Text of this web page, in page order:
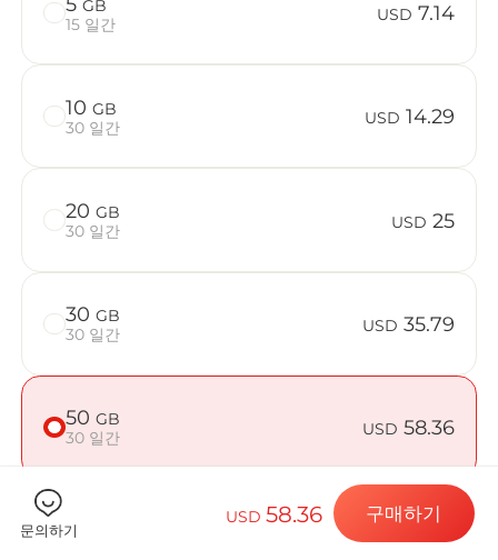
Egypt에서
Billion
목적지 및 데
eSIM 설치하
데이터 요금
GB
15 일간
USD 7.14
10 GB
30 일간
USD 14.29
20 GB
30 일간
USD 25
30 GB
30 일간
USD 35.79
50 GB
30 일간
USD 58.36
문의하기
USD58.36 구매하기